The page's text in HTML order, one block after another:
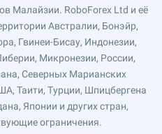
Малайзии. RoboForex Ltd и её
Австралии, Бонэйр,
Гвинеи-Бисау, Индонезии,
Микронезии, России,
Северных Марианских
Таити, Турции, Шпицбергена
Японии и других стран,
ограничения.